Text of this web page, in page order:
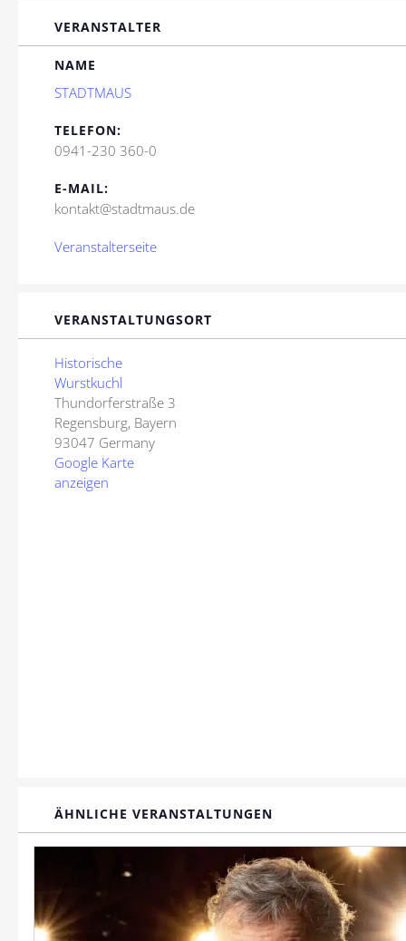
VERANSTALTER
NAME
STADTMAUS
TELEFON:
0941-230 360-0
E-MAIL:
kontakt@stadtmaus.de
Veranstalterseite
VERANSTALTUNGSORT
Historische
Wurstkuchl
Thundorferstraße 3
Regensburg, Bayern
93047 Germany
Google Karte
anzeigen
ÄHNLICHE VERANSTALTUNGEN